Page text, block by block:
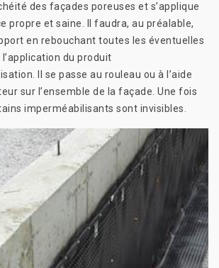
des façades poreuses et s’applique
propre et saine. Il faudra, au préalable,
en rebouchant toutes les éventuelles
du produit
Il se passe au rouleau ou à l’aide
sur l’ensemble de la façade. Une fois
imperméabilisants sont invisibles.